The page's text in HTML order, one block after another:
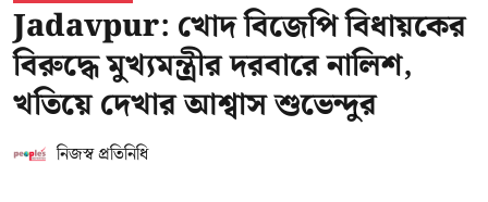
Jadavpur: খোদ বিজেপি বিধায়কের
বিরুদ্ধে মুখ্যমন্ত্রীর দরবারে নালিশ,
খতিয়ে দেখার আশ্বাস শুভেন্দুর
নিজস্ব প্রতিনিধি